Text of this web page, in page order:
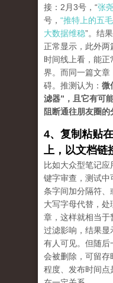
接：2月3号，“张
号， “推特上的五
大数据维稳”。结
正常显示，此外
时间线上看，能
界。而同一篇文章
碍。推测认为： 微
滤器”，且它有可
阻断通往朋友圈的
4、复制粘贴
上，以文档链
比如大众型笔记应
键字审查，测试中
条字间加分隔符
大写字母代替，
章，这样就相当于
过滤影响，结果显
有人可见。但随后
会被删除，可留存
程度、发布时间点